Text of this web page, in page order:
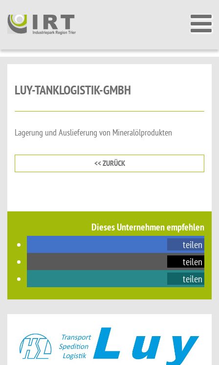
LUY-TANKLOGISTIK-GMBH
Lagerung und Auslieferung von Mineralölprodukten
<< ZURÜCK
Dieses Unternehmen empfehlen
teilen
teilen
teilen